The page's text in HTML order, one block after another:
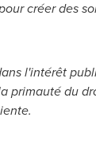
créer des
l'intérêt
primauté du
.